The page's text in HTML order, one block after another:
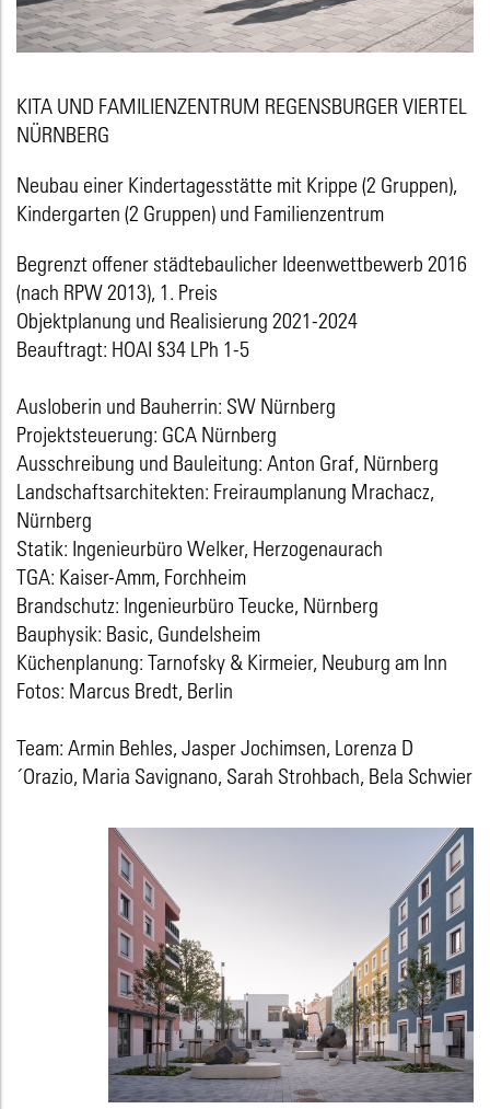
KITA UND FAMILIENZENTRUM REGENSBURGER VIERTEL
NÜRNBERG
Neubau einer Kindertagesstätte mit Krippe (2 Gruppen),
Kindergarten (2 Gruppen) und Familienzentrum
Begrenzt offener städtebaulicher Ideenwettbewerb 2016
(nach RPW 2013), 1. Preis
Objektplanung und Realisierung 2021-2024
Beauftragt: HOAI §34 LPh 1-5
Ausloberin und Bauherrin: SW Nürnberg
Projektsteuerung: GCA Nürnberg
Ausschreibung und Bauleitung: Anton Graf, Nürnberg
Landschaftsarchitekten: Freiraumplanung Mrachacz,
Nürnberg
Statik: Ingenieurbüro Welker, Herzogenaurach
TGA: Kaiser-Amm, Forchheim
Brandschutz: Ingenieurbüro Teucke, Nürnberg
Bauphysik: Basic, Gundelsheim
Küchenplanung: Tarnofsky & Kirmeier, Neuburg am Inn
Fotos: Marcus Bredt, Berlin
Team: Armin Behles, Jasper Jochimsen, Lorenza D
´Orazio, Maria Savignano, Sarah Strohbach, Bela Schwier